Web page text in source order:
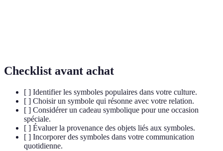
Checklist avant achat
[ ] Identifier les symboles populaires dans votre culture.
[ ] Choisir un symbole qui résonne avec votre relation.
[ ] Considérer un cadeau symbolique pour une occasion
spéciale.
[ ] Évaluer la provenance des objets liés aux symboles.
[ ] Incorporer des symboles dans votre communication
quotidienne.